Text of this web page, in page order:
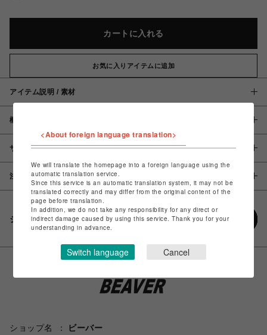
カートに入れる
お気に入りアイテムに追加
アイテム説明 / 素材
概要
サイズ
注意事項
シェアする
ショップ名
ビーバー
<About foreign language translation>
We will translate the homepage into a foreign language using the
automatic translation service.
Since this service is an automatic translation system, it may not be
translated correctly and may differ from the original content of the
page before translation.
In addition, we do not take any responsibility for any direct or
indirect damage caused by using this service. Thank you for your
understanding in advance.
Switch language Cancel